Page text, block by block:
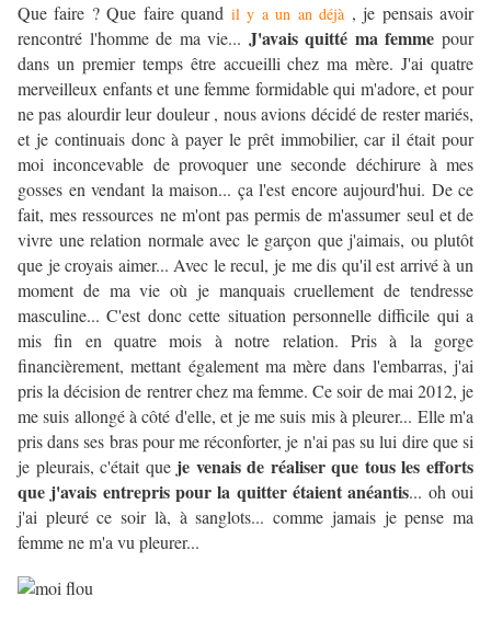
Que faire ? Que faire quand il y a un an déjà , je pensais avoir
rencontré l'homme de ma vie... J'avais quitté ma femme pour
dans un premier temps être accueilli chez ma mère. J'ai quatre
merveilleux enfants et une femme formidable qui m'adore, et pour
ne pas alourdir leur douleur , nous avions décidé de rester mariés,
et je continuais donc à payer le prêt immobilier, car il était pour
moi inconcevable de provoquer une seconde déchirure à mes
gosses en vendant la maison... ça l'est encore aujourd'hui. De ce
fait, mes ressources ne m'ont pas permis de m'assumer seul et de
vivre une relation normale avec le garçon que j'aimais, ou plutôt
que je croyais aimer... Avec le recul, je me dis qu'il est arrivé à un
moment de ma vie où je manquais cruellement de tendresse
masculine... C'est donc cette situation personnelle difficile qui a
mis fin en quatre mois à notre relation. Pris à la gorge
financièrement, mettant également ma mère dans l'embarras, j'ai
pris la décision de rentrer chez ma femme. Ce soir de mai 2012, je
me suis allongé à côté d'elle, et je me suis mis à pleurer... Elle m'a
pris dans ses bras pour me réconforter, je n'ai pas su lui dire que si
je pleurais, c'était que je venais de réaliser que tous les efforts
que j'avais entrepris pour la quitter étaient anéantis... oh oui
j'ai pleuré ce soir là, à sanglots... comme jamais je pense ma
femme ne m'a vu pleurer...